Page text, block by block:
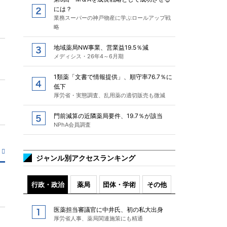
には？
業務スーパーの神戸物産に学ぶロールアップ戦
略
地域薬局NW事業、営業益19.5％減
メディシス・26年4～6月期
1類薬「文書で情報提供」、順守率76.7％に
低下
厚労省・実態調査、乱用薬の適切販売も微減
門前減算の近隣薬局要件、19.7％が該当
NPhA会員調査
ジャンル別アクセスランキング
行政・政治 薬局 団体・学術 その他
医薬担当審議官に中井氏、初の私大出身
厚労省人事、薬局関連施策にも精通